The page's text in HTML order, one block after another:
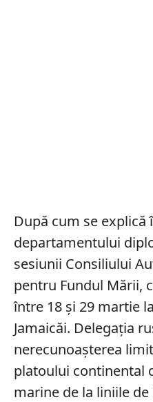
După cum se explică
departamentului
sesiunii Consiliului
pentru Fundul Mării,
între 18 și 29 martie
Jamaicăi. Delegația
nerecunoașterea
platoului continental
marine de la liniile